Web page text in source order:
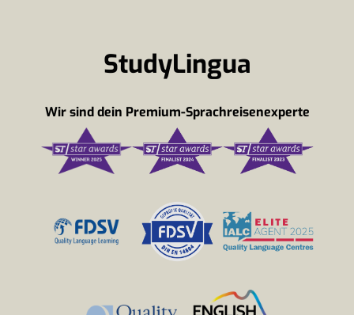
StudyLingua
Wir sind dein Premium-Sprachreisenexperte